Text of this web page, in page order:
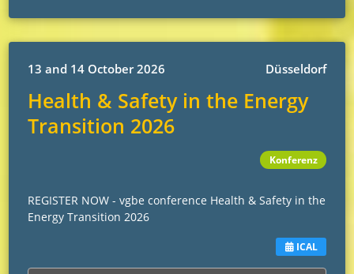
13 and 14 October 2026 Düsseldorf
Health & Safety in the Energy
Transition 2026
Konferenz
REGISTER NOW - vgbe conference Health & Safety in the
Energy Transition 2026
ICAL